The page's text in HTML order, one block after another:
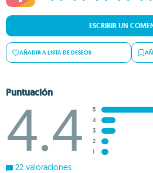
ESCRIBIR UN
AÑADIR A LISTA DE DESEOS
Puntuación
4.4
5
4
3
2
1
22 valoraciones